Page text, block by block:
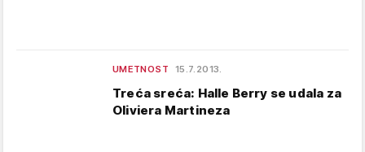
UMETNOST 15.7.2013.
Treća sreća: Halle Berry se udala za
Oliviera Martineza